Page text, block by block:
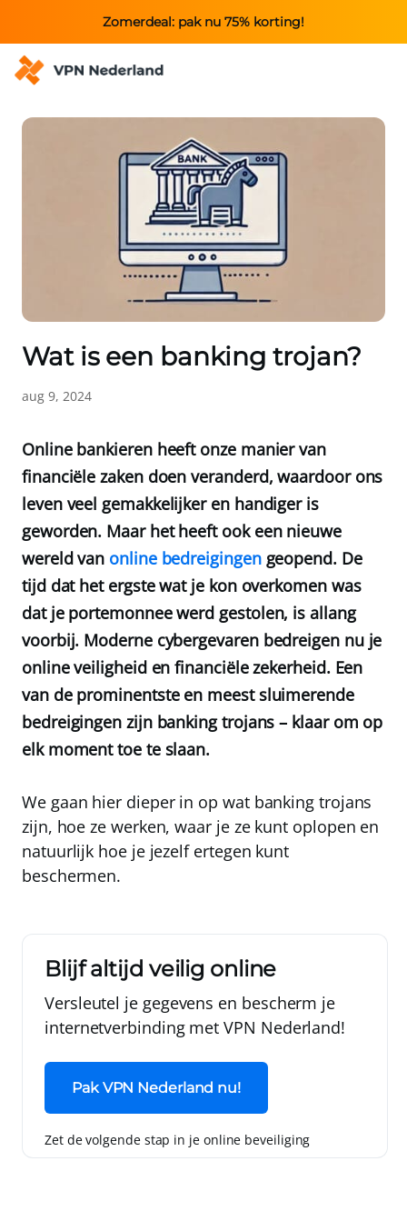
Zomerdeal: pak nu 75% korting!
Wat is een banking trojan?
aug 9, 2024
Online bankieren heeft onze manier van
financiële zaken doen veranderd, waardoor ons
leven veel gemakkelijker en handiger is
geworden. Maar het heeft ook een nieuwe
wereld van online bedreigingengeopend. De
tijd dat het ergste wat je kon overkomen was
dat je portemonnee werd gestolen, is allang
voorbij. Moderne cybergevaren bedreigen nu je
online veiligheid en financiële zekerheid. Een
van de prominentste en meest sluimerende
bedreigingen zijn banking trojans – klaar om op
elk moment toe te slaan.
We gaan hier dieper in op wat banking trojans
zijn, hoe ze werken, waar je ze kunt oplopen en
natuurlijk hoe je jezelf ertegen kunt
beschermen.
Blijf altijd veilig online
Versleutel je gegevens en bescherm je
internetverbinding metVPN Nederland!
Pak VPN Nederland nu!
Zet de volgende stap in je online beveiliging